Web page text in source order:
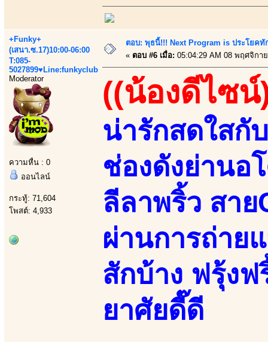
+Funky+
(เสนา.ซ.17)10:00-06:00
T:085-
5027899♥Line:funkyclub
Moderator
ความหื่น : 0
ออนไลน์
กระทู้: 71,604
โพสต์: 4,933
ตอบ: พุธนี้!!! Next Program is ประโยค
« ตอบ #6 เมื่อ: 05:04:29 AM 08 พฤศจิกา
((น้องดีไซน์
น่ารักสดใสกั
ช่องดังย่านอ
ลีลาพริ้ว สา
ผ่านการถ่าย
สักบ้าง ฟรุ้งฟ
ยาศัยดี๊ดี